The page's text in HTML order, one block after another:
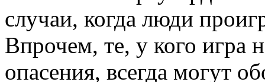
случаи, когда люди
Впрочем, те, у кого игра
опасения, всегда могут